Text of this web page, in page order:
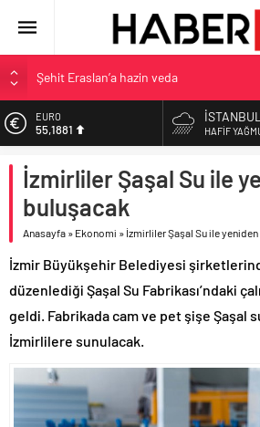
Şehit Eraslan’a hazin veda
Toprak Razgatlıoğlu Çekya’da ikinci oldu
Malatya’da Bakırcılar Çarşısı’na ilk kazma
İzmit Belediyesi’nden Tepeköy’de asfalt
EURO
55,1881
6.660,55
BİST
13.779,39
47,7111
HAFIF
İzmirliler Şaşal Su ile
buluşacak
Anasayfa » Ekonomi » İzmirliler Şaşal Su ile
İzmir Büyükşehir Belediyesi
düzenlediği Şaşal Su Fabrikası’ndaki
geldi. Fabrikada cam ve pet şişe Şaşal
İzmirlilere sunulacak.